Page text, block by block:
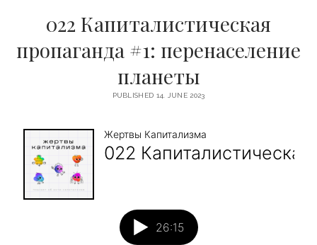
022 Капиталистическая
пропаганда #1: перенаселение
планеты
PUBLISHED 14. JUNE 2023